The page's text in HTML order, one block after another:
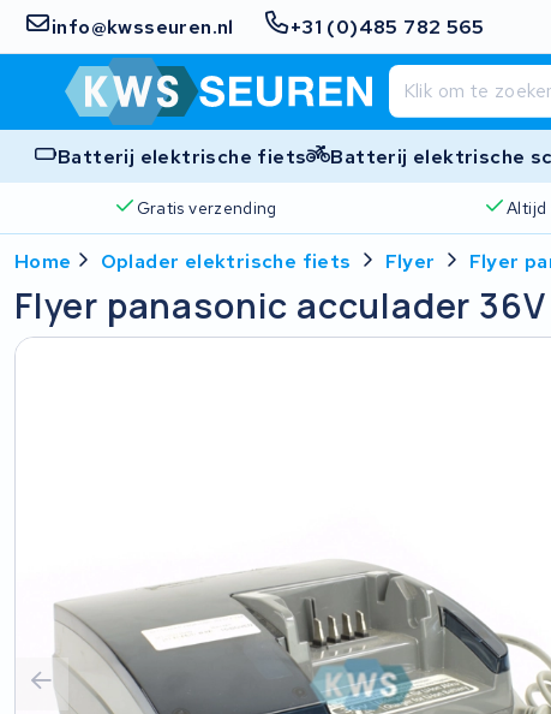
info@kwsseuren.nl +31 (0)485 782 565
Batterij elektrische fiets Batterij elektrische
Gratis verzending Altijd
Home Oplader elektrische fiets Flyer Flyer
Flyer panasonic acculader 36V